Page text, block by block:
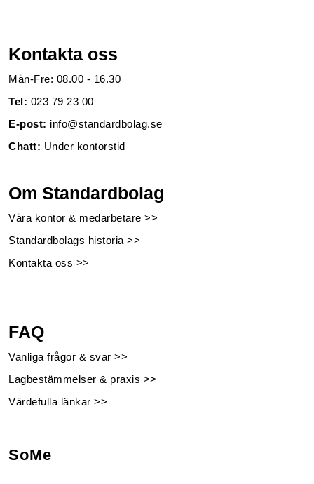
Kontakta oss
Mån-Fre: 08.00 - 16.30
Tel: 023 79 23 00
E-post: info@standardbolag.se
Chatt: Under kontorstid
Om Standardbolag
Våra kontor & medarbetare >>
Standardbolags historia >>
Kontakta oss >>
FAQ
Vanliga frågor & svar >>
Lagbestämmelser & praxis >>
Värdefulla länkar >>
SoMe